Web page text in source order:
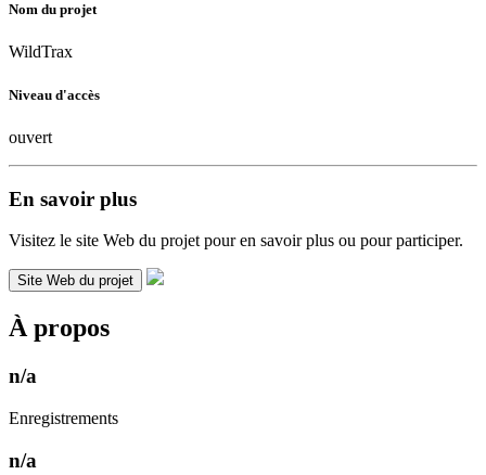
Nom du projet
WildTrax
Niveau d'accès
ouvert
En savoir plus
Visitez le site Web du projet pour en savoir plus ou pour participer.
Site Web du projet
À propos
n/a
Enregistrements
n/a